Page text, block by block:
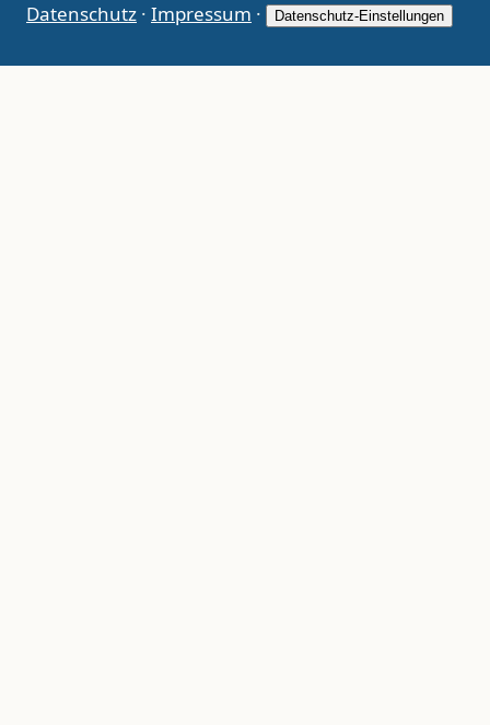
Datenschutz · Impressum · Datenschutz-Einstellungen